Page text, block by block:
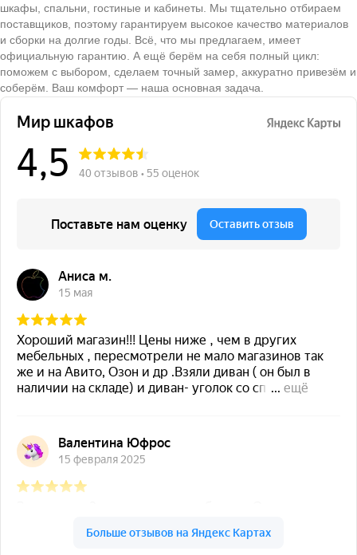
шкафы, спальни, гостиные и кабинеты. Мы тщательно отбираем
поставщиков, поэтому гарантируем высокое качество материалов
и сборки на долгие годы. Всё, что мы предлагаем, имеет
официальную гарантию. А ещё берём на себя полный цикл:
поможем с выбором, сделаем точный замер, аккуратно привезём и
соберём. Ваш комфорт — наша основная задача.